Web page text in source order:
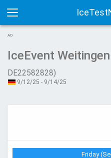
Toggle
navigation
AD
IceEvent
DE22582828)
9/12/25 - 9/14/25
Friday